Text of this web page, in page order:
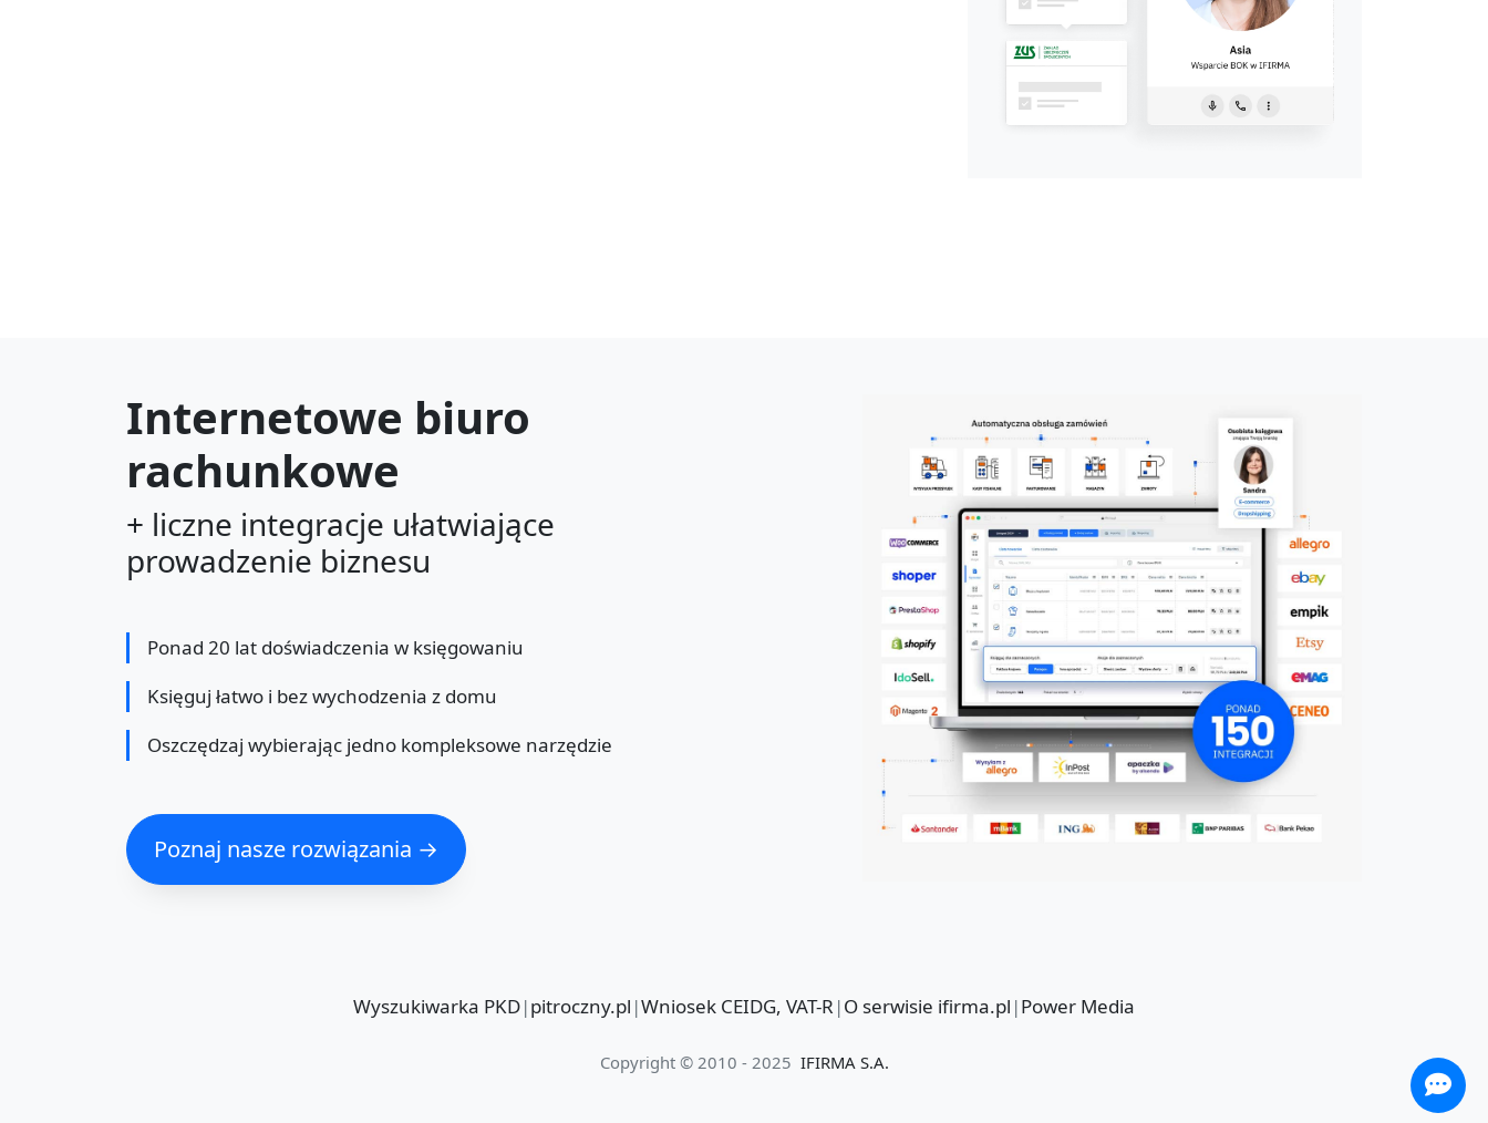
Internetowe biuro
rachunkowe
+ liczne integracje ułatwiające
prowadzenie biznesu
Ponad 20 lat doświadczenia w księgowaniu
Księguj łatwo i bez wychodzenia z domu
Oszczędzaj wybierając jedno kompleksowe narzędzie
Poznaj nasze rozwiązania →
Wyszukiwarka PKD|pitroczny.pl |Wniosek CEIDG, VAT-R |O serwisie ifirma.pl |Power Media
Copyright © 2010 - 2025 IFIRMA S.A.